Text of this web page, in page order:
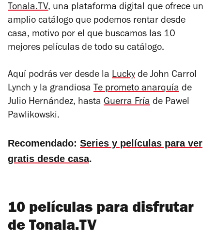
Tonala.TV, una plataforma digital que ofrece un
amplio catálogo que podemos rentar desde
casa, motivo por el que buscamos las 10
mejores películas de todo su catálogo.
Aquí podrás ver desde la Luckyde John Carrol
Lynch y la grandiosa Te prometo anarquía de
Julio Hernández, hasta Guerra Fría de Pawel
Pawlikowski.
Recomendado: Series y películas para ver
gratis desde casa.
10 películas para disfrutar
de Tonala.TV